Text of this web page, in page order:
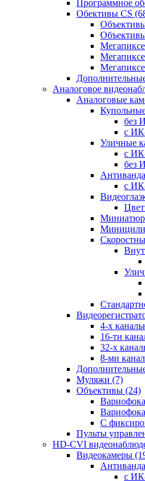
Программное
Обективы CS
Аналоговое
Аналоговые
без
с
Уличные
с
без
с
4-х
16-ти
32-х
8-ми
Муляжи (7)
Объективы (24)
С
Пульты
HD-CVI
Видеокамеры
с